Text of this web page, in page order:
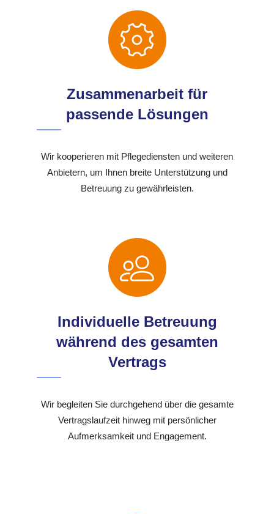
Zusammenarbeit für
passende Lösungen
Wir kooperieren mit Pflegediensten und weiteren
Anbietern, um Ihnen breite Unterstützung und
Betreuung zu gewährleisten.
Individuelle Betreuung
während des gesamten
Vertrags
Wir begleiten Sie durchgehend über die gesamte
Vertragslaufzeit hinweg mit persönlicher
Aufmerksamkeit und Engagement.